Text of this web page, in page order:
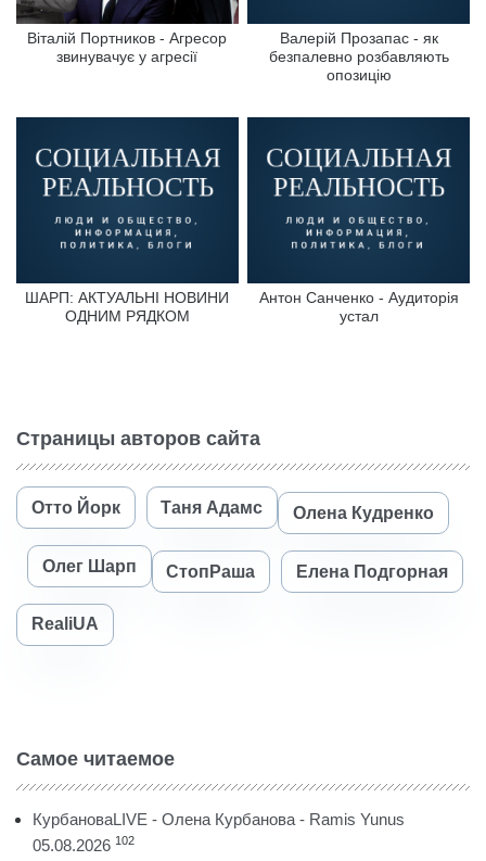
Віталій Портников - Агресор
звинувачує у агресії
Валерій Прозапас - як
безпалевно розбавляють
опозицію
ШАРП: АКТУАЛЬНІ НОВИНИ
ОДНИМ РЯДКОМ
Антон Санченко - Аудиторія
устал
Страницы авторов сайта
Отто Йорк Таня Адамс Олена Кудренко
Олег Шарп СтопРаша Елена Подгорная
RealiUA
Самое читаемое
КурбановаLIVE - Олена Курбанова - Ramis Yunus
05.08.2026 102